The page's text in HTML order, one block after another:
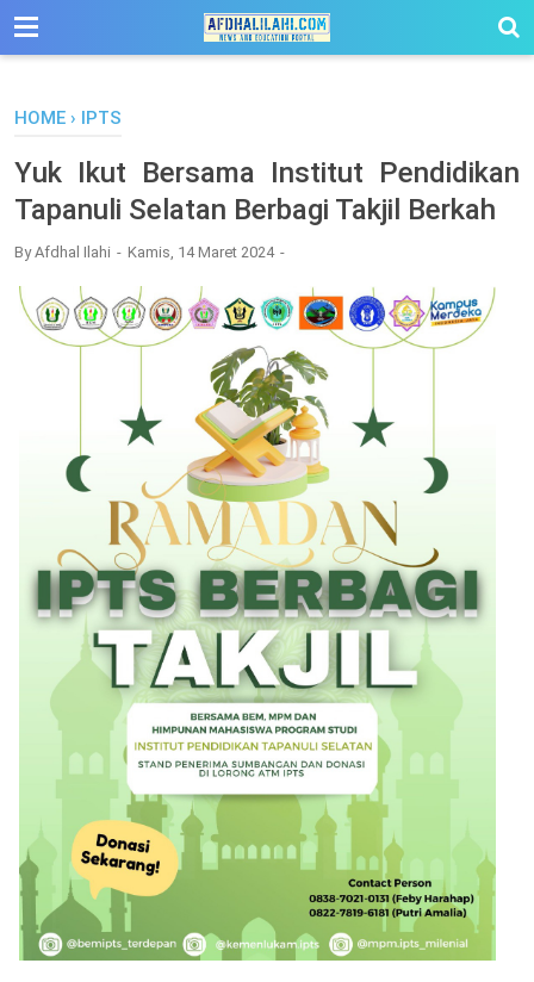
-->
HOME › IPTS
Yuk Ikut Bersama Institut Pendidikan
Tapanuli Selatan Berbagi Takjil Berkah
ByAfdhal Ilahi Kamis, 14 Maret 2024